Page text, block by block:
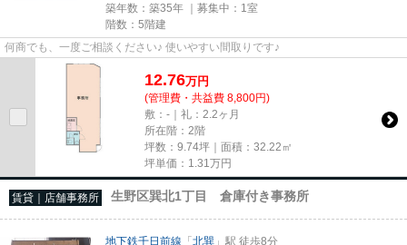
築年数：築35年 ｜募集中： 1室
階数：5階建
何商でも、一度ご相談ください♪ 使いやすい間取りです♪
12.76万円
(管理費・共益費 8,800円)
敷：-｜礼：2.2ヶ月
所在階：2階
坪数：9.74坪｜面積：32.22㎡
坪単価： 1.31 万円
賃貸｜店舗事務所 生野区巽北1丁目 倉庫付き事務所
地下鉄千日前線 「北巽 」駅 徒歩8分